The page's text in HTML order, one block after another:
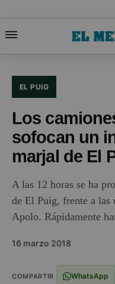
EL PUIG
Los
sofocan un
marjal de El
A las 12 horas se ha
de El Puig, frente a las
Apolo. Rápidamente
16 marzo 2018
COMPARTIR WhatsApp